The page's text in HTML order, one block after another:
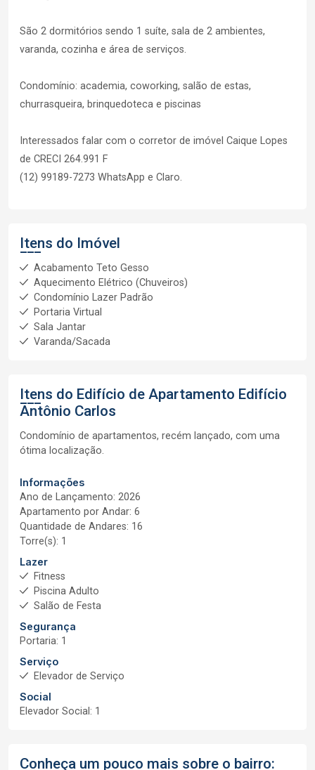
São 2 dormitórios sendo 1 suíte, sala de 2 ambientes,
varanda, cozinha e área de serviços.
Condomínio: academia, coworking, salão de estas,
churrasqueira, brinquedoteca e piscinas
Interessados falar com o corretor de imóvel Caique Lopes
de CRECI 264.991 F
(12) 99189-7273 WhatsApp e Claro.
Itens do Imóvel
Acabamento Teto Gesso
Aquecimento Elétrico (Chuveiros)
Condomínio Lazer Padrão
Portaria Virtual
Sala Jantar
Varanda/Sacada
Itens do Edifício de Apartamento Edifício
Antônio Carlos
Condomínio de apartamentos, recém lançado, com uma
ótima localização.
Informações
Ano de Lançamento: 2026
Apartamento por Andar: 6
Quantidade de Andares: 16
Torre(s): 1
Lazer
Fitness
Piscina Adulto
Salão de Festa
Segurança
Portaria: 1
Serviço
Elevador de Serviço
Social
Elevador Social: 1
Conheça um pouco mais sobre o bairro: